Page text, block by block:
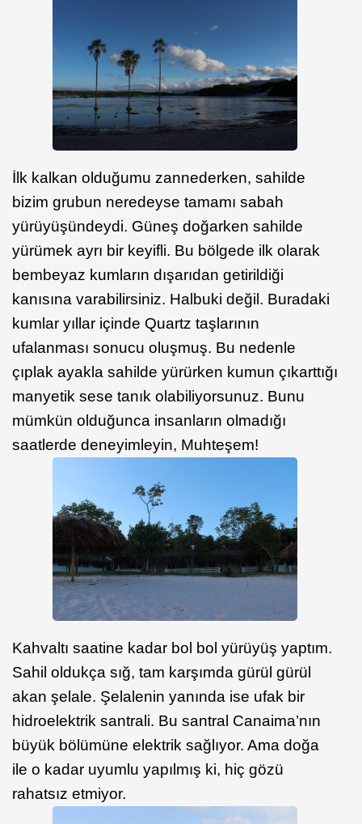
İlk kalkan olduğumu zannederken, sahilde
bizim grubun neredeyse tamamı sabah
yürüyüşündeydi. Güneş doğarken sahilde
yürümek ayrı bir keyifli. Bu bölgede ilk olarak
bembeyaz kumların dışarıdan getirildiği
kanısına varabilirsiniz. Halbuki değil. Buradaki
kumlar yıllar içinde Quartz taşlarının
ufalanması sonucu oluşmuş. Bu nedenle
çıplak ayakla sahilde yürürken kumun çıkarttığı
manyetik sese tanık olabiliyorsunuz. Bunu
mümkün olduğunca insanların olmadığı
saatlerde deneyimleyin, Muhteşem!
Kahvaltı saatine kadar bol bol yürüyüş yaptım.
Sahil oldukça sığ, tam karşımda gürül gürül
akan şelale. Şelalenin yanında ise ufak bir
hidroelektrik santrali. Bu santral Canaima’nın
büyük bölümüne elektrik sağlıyor. Ama doğa
ile o kadar uyumlu yapılmış ki, hiç gözü
rahatsız etmiyor.